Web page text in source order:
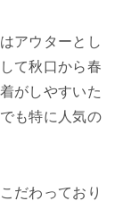
アウターとし
て秋口から春
がしやすいた
も特に人気の
だわっており